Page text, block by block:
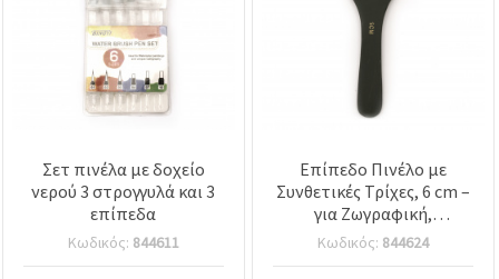
Σετ πινέλα με δοχείο
νερού 3 στρογγυλά και 3
επίπεδα
Κωδικός: 844611
Επίπεδο Πινέλο με
Συνθετικές Τρίχες, 6 cm –
για Ζωγραφική,
Χειροτεχνίες & DIY
Κωδικός: 844624